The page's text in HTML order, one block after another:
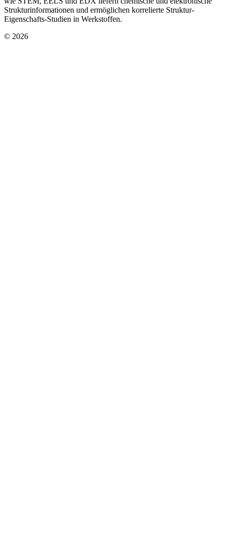
Strukturinformationen und ermöglichen korrelierte Struktur-
Eigenschafts-Studien in Werkstoffen.
© 2026